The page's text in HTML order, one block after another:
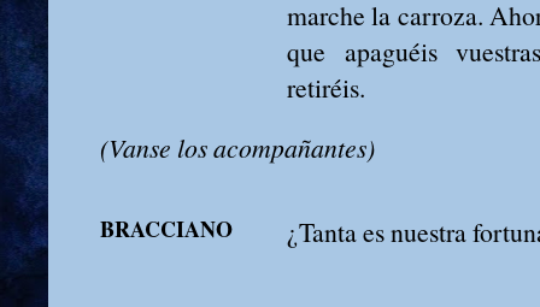
marche la carroza.
que apaguéis
retiréis.
(Vanse los acompañantes)
BRACCIANO ¿Tanta es nuestra